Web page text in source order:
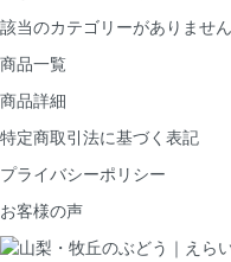
該当のカテゴリーがありません
商品一覧
商品詳細
特定商取引法に基づく表記
プライバシーポリシー
お客様の声